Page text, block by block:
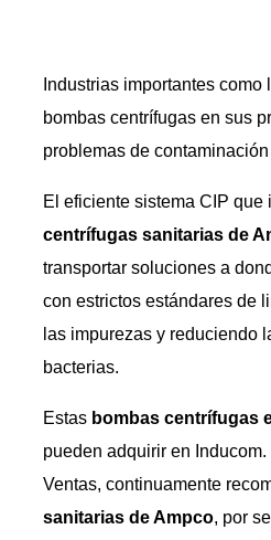
Industrias importantes
bombas centrífugas en sus
problemas de
El eficiente sistema CIP que
centrífugas sanitarias de
transportar soluciones a
con estrictos estándares de
las impurezas y reduciendo
bacterias.
Estas bombas centrífugas
pueden adquirir en
Ventas, continuamente
sanitarias de Ampco, por